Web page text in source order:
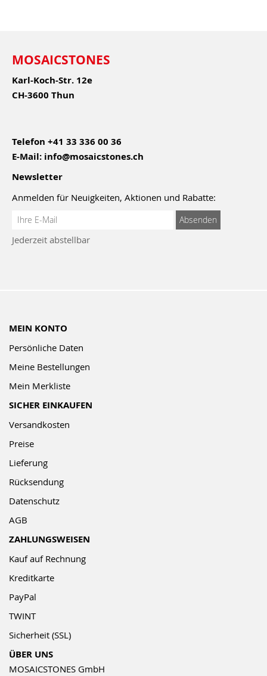
MOSAICSTONES
Karl-Koch-Str. 12e
CH-3600 Thun
Telefon +41 33 336 00 36
E-Mail: info@mosaicstones.ch
Newsletter
Anmelden für Neuigkeiten, Aktionen und Rabatte:
Anmeldung
Newsletter:
Absenden
Jederzeit abstellbar
MEIN KONTO
Persönliche Daten
Meine Bestellungen
Mein Merkliste
SICHER EINKAUFEN
Versandkosten
Preise
Lieferung
Rücksendung
Datenschutz
AGB
ZAHLUNGSWEISEN
Kauf auf Rechnung
Kreditkarte
PayPal
TWINT
Sicherheit (SSL)
ÜBER UNS
MOSAICSTONES GmbH